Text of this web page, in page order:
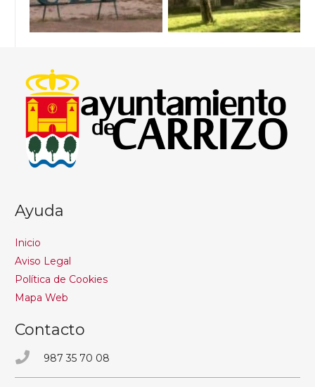
Ayuda
Inicio
Aviso Legal
Política de Cookies
Mapa Web
Contacto
987 35 70 08